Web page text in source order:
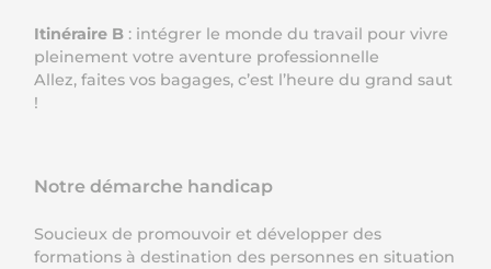
Itinéraire B : intégrer le monde du travail pour vivre
pleinement votre aventure professionnelle
Allez, faites vos bagages, c’est l’heure du grand saut
!
Notre démarche handicap
Soucieux de promouvoir et développer des
formations à destination des personnes en situation